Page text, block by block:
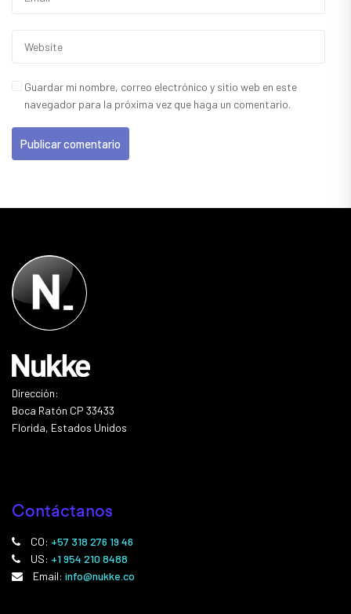
Guardar mi nombre, correo electrónico y sitio web en este
navegador para la próxima vez que haga un comentario.
Dirección:
Boca Ratón CP 33433
Florida, Estados Unidos
Contáctanos
CO: +57 318 276 19 46
US: +1 954 210 8488
Email: info@nukke.co